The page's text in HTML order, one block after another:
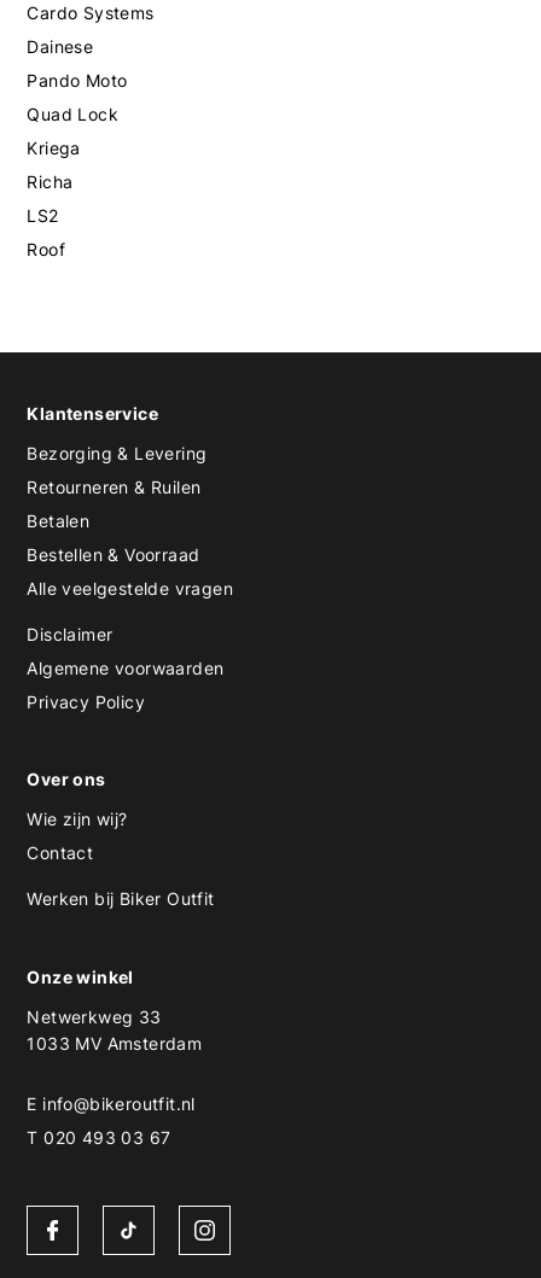
Cardo Systems
Dainese
Pando Moto
Quad Lock
Kriega
Richa
LS2
Roof
Klantenservice
Bezorging & Levering
Retourneren & Ruilen
Betalen
Bestellen & Voorraad
Alle veelgestelde vragen
Disclaimer
Algemene voorwaarden
Privacy Policy
Over ons
Wie zijn wij?
Contact
Werken bij Biker Outfit
Onze winkel
Netwerkweg 33
1033 MV Amsterdam
E info@bikeroutfit.nl
T 020 493 03 67